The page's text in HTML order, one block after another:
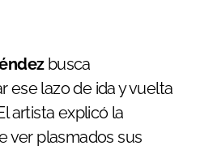
busca
ese lazo de ida y vuelta
artista explicó la
ver plasmados sus